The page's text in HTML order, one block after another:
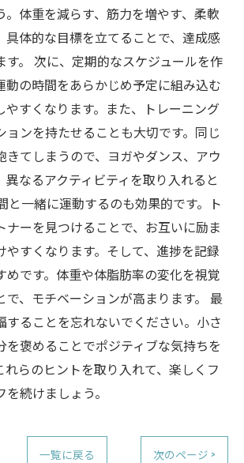
。体重を減らす、筋力を増やす、柔軟
具体的な目標を立てることで、達成感
す。 次に、定期的なスケジュールを作
動の時間をあらかじめ予定に組み込む
やすくなります。また、トレーニング
ョンを持たせることも大切です。同じ
きてしまうので、ヨガやダンス、アウ
異なるアクティビティを取り入れると
と一緒に運動するのも効果的です。ト
ナーを見つけることで、お互いに励ま
やすくなります。そして、進捗を記録
めです。体重や体脂肪率の変化を視覚
で、モチベーションが高まります。 最
することを忘れないでください。小さ
を褒めることでポジティブな気持ちを
れらのヒントを取り入れて、楽しくフ
続けましょう。
一覧に戻る 次のページ >